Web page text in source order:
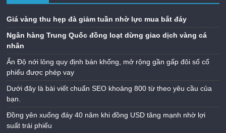
Giá vàng thu hẹp đà giảm tuần nhờ lực mua bắt đáy
Ngân hàng Trung Quốc đồng loạt dừng giao dịch vàng cá
nhân
Ấn Độ nới lỏng quy định bán khống, mở rộng gần gấp đôi số cổ
phiếu được phép vay
Dưới đây là bài viết chuẩn SEO khoảng 800 từ theo yêu cầu của
bạn.
Đồng yên xuống đáy 40 năm khi đồng USD tăng mạnh nhờ lợi
suất trái phiếu